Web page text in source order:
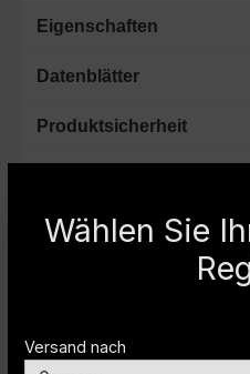
Eigenschaften
Datenblätter
Produktsicherheit
weitere
Wählen Sie
Versand nach